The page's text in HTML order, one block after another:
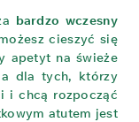
bardzo wczesny
cieszyć się
apetyt na świeże
dla tych, którzy
i chcą rozpocząć
atutem jest